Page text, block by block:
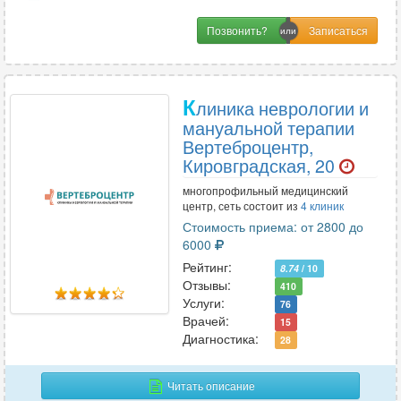
Хирургия 45
Хирургия-ортопедия
Цефалгология
Эмбриология 2
Позвонить?
Клиника неврологии и
мануальной терапии
Вертеброцентр,
Кировградская, 20
многопрофильный медицинский
центр, сеть состоит из 4 клиник
Стоимость приема: от 2800 до
6000
Рейтинг:
8.74 / 10
Отзывы: 410
Услуги: 76
Врачей: 15
Диагностика: 28
Читать описание